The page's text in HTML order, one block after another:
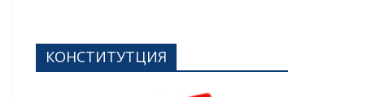
КОНСТИТУТЦИЯ